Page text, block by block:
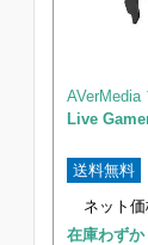
AVerMedia
Live
送料無料
ネット価
在庫わずか